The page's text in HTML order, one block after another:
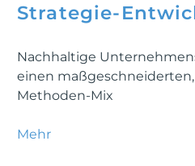
Strategie-
Nachhaltige
einen
Methoden-Mix
Mehr